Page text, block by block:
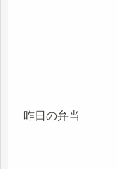
昨日の弁当